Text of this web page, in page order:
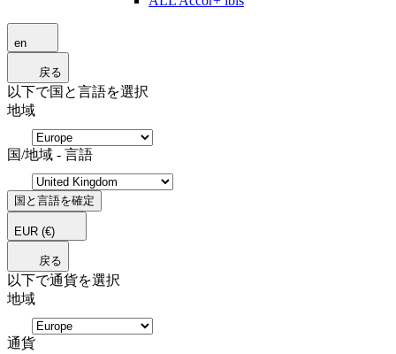
en
戻る
以下で国と言語を選択
地域
国/地域 - 言語
国と言語を確定
EUR (€)
戻る
以下で通貨を選択
地域
通貨